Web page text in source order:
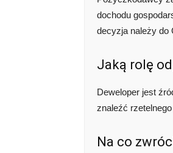
dochodu
decyzja należy do
Jaką rolę
Deweloper jest
znaleźć
Na co